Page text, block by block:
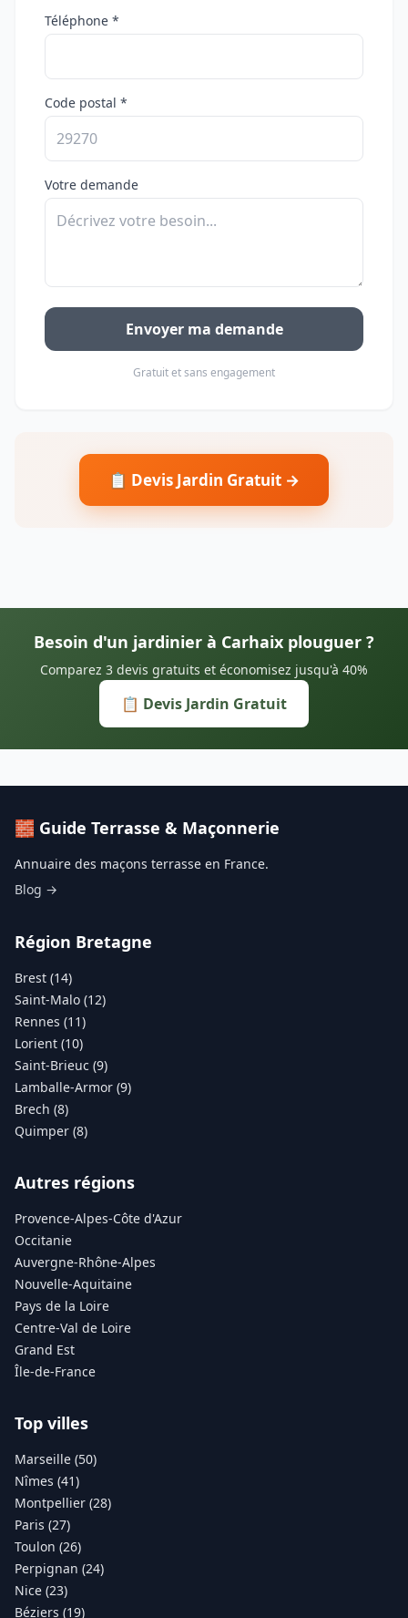
Téléphone *
Code postal *
Votre demande
Envoyer ma demande
Gratuit et sans engagement
📋 Devis Jardin Gratuit →
Besoin d'un jardinier à Carhaix plouguer ?
Comparez 3 devis gratuits et économisez jusqu'à 40%
📋 Devis Jardin Gratuit
🧱 Guide Terrasse & Maçonnerie
Annuaire des maçons terrasse en France.
Blog →
Région Bretagne
Brest (14)
Saint-Malo (12)
Rennes (11)
Lorient (10)
Saint-Brieuc (9)
Lamballe-Armor (9)
Brech (8)
Quimper (8)
Autres régions
Provence-Alpes-Côte d'Azur
Occitanie
Auvergne-Rhône-Alpes
Nouvelle-Aquitaine
Pays de la Loire
Centre-Val de Loire
Grand Est
Île-de-France
Top villes
Marseille (50)
Nîmes (41)
Montpellier (28)
Paris (27)
Toulon (26)
Perpignan (24)
Nice (23)
Béziers (19)